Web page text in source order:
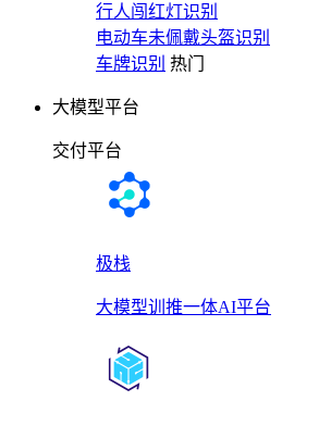
行人闯红灯识别
电动车未佩戴头盔识别
车牌识别 热门
大模型平台
交付平台
极栈
大模型训推一体AI平台